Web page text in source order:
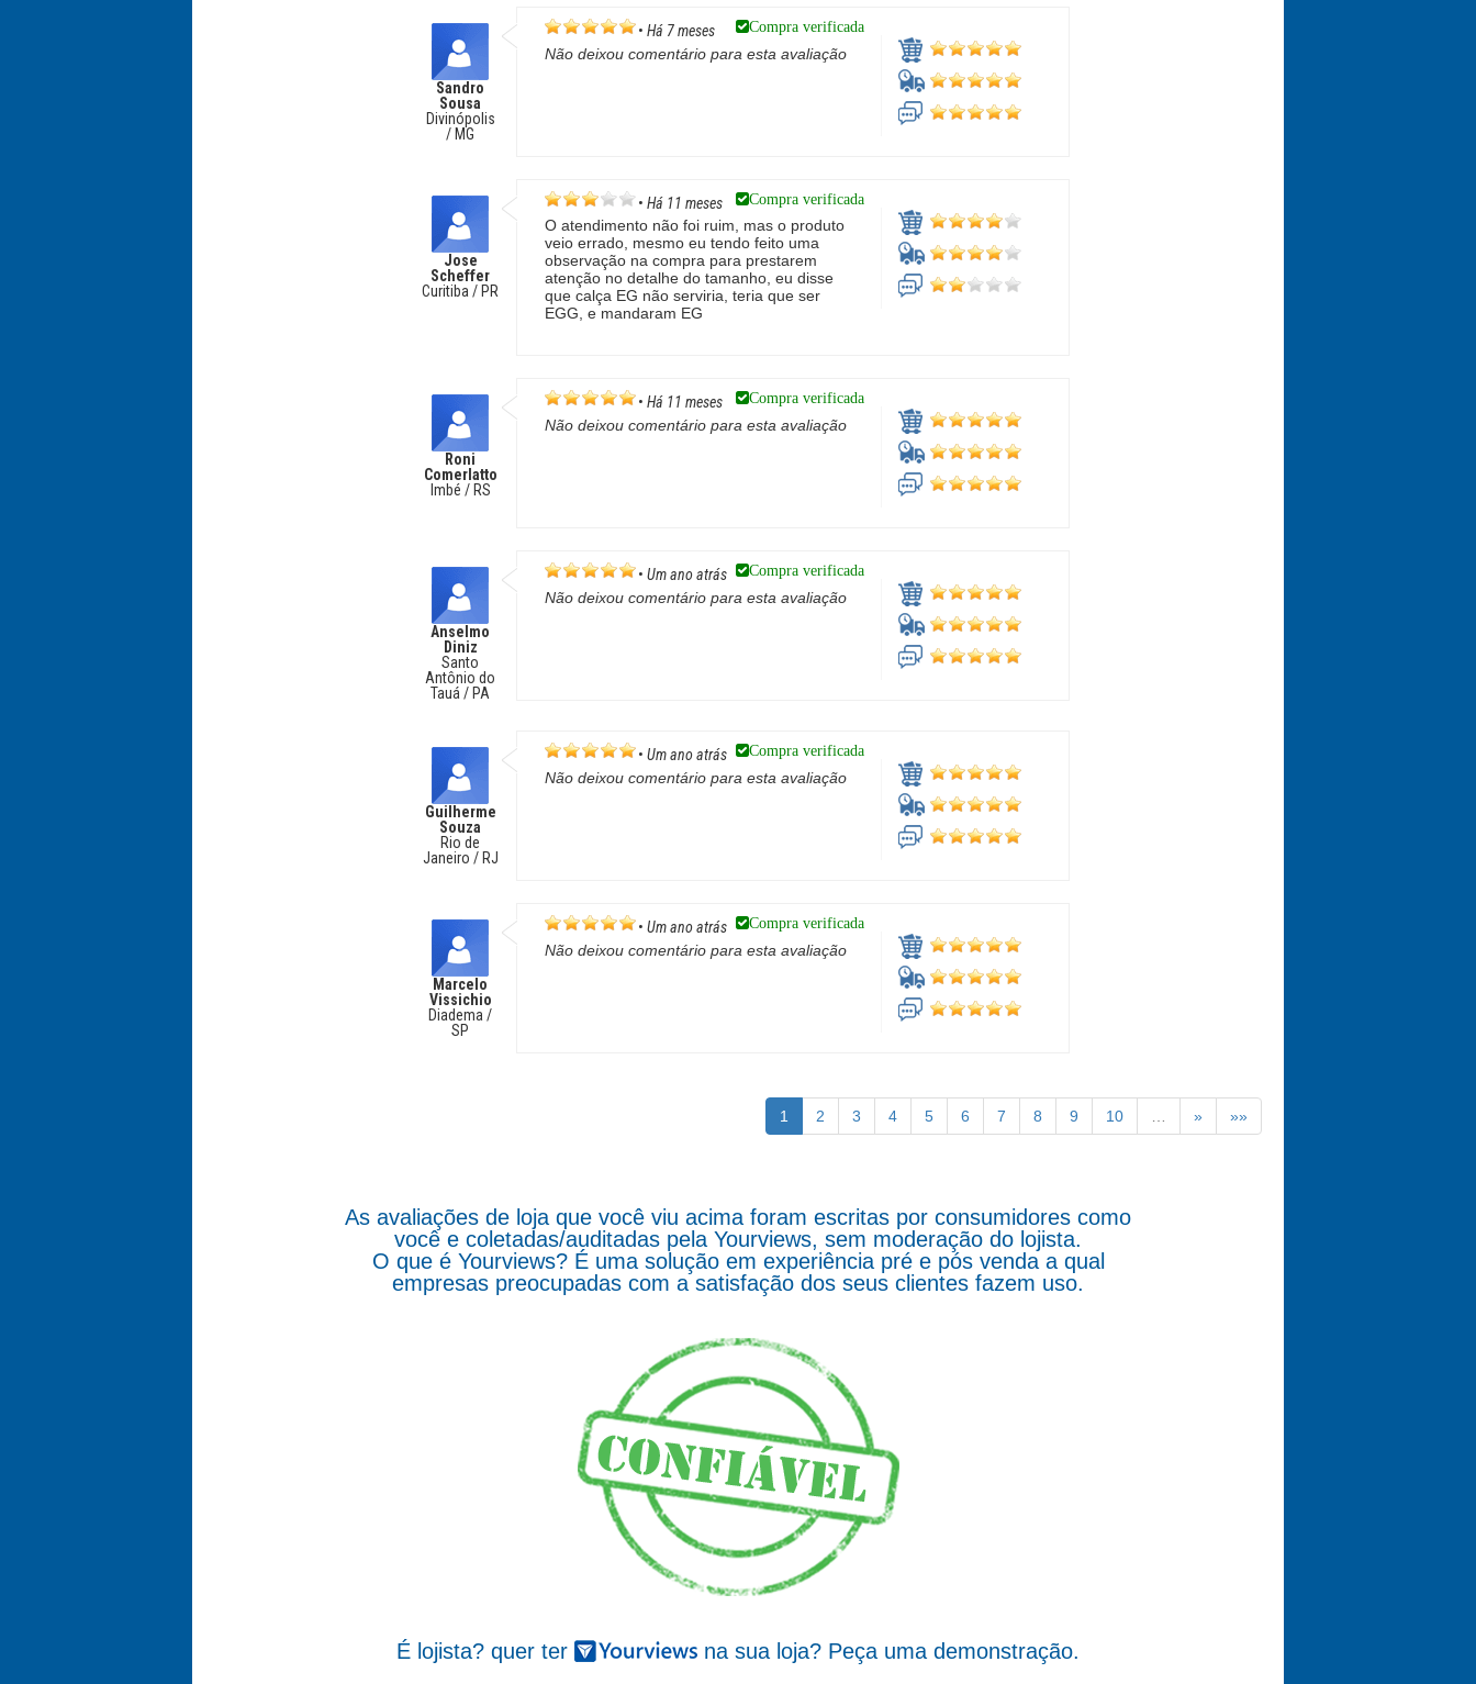
Sandro
Sousa
Divinópolis
/ MG
• Há 7 meses Compra verificada
Não deixou comentário para esta avaliação
Jose
Scheffer
Curitiba / PR
• Há 11 meses Compra verificada
O atendimento não foi ruim, mas o produto
veio errado, mesmo eu tendo feito uma
observação na compra para prestarem
atenção no detalhe do tamanho, eu disse
que calça EG não serviria, teria que ser
EGG, e mandaram EG
Roni
Comerlatto
Imbé / RS
• Há 11 meses Compra verificada
Não deixou comentário para esta avaliação
Anselmo
Diniz
Santo
Antônio do
Tauá / PA
• Um ano atrás Compra verificada
Não deixou comentário para esta avaliação
Guilherme
Souza
Rio de
Janeiro / RJ
• Um ano atrás Compra verificada
Não deixou comentário para esta avaliação
Marcelo
Vissichio
Diadema /
SP
• Um ano atrás Compra verificada
Não deixou comentário para esta avaliação
1 2 3 4 5 6 7 8 9 10 » »»
As avaliações de loja que você viu acima foram escritas por consumidores como
você e coletadas/auditadas pela Yourviews, sem moderação do lojista.
O que é Yourviews? É uma solução em experiência pré e pós venda a qual
empresas preocupadas com a satisfação dos seus clientes fazem uso.
É lojista? quer ter na sua loja? Peça uma demonstração.